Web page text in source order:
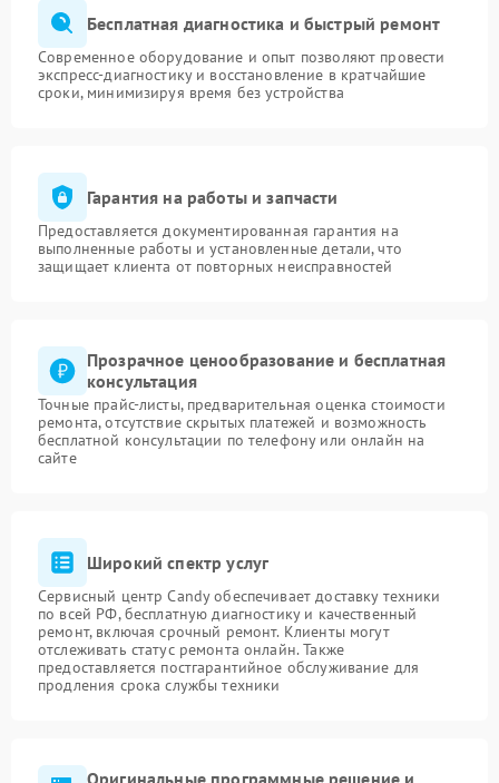
Бесплатная диагностика и быстрый ремонт
Современное оборудование и опыт позволяют провести
экспресс-диагностику и восстановление в кратчайшие
сроки, минимизируя время без устройства
Гарантия на работы и запчасти
Предоставляется документированная гарантия на
выполненные работы и установленные детали, что
защищает клиента от повторных неисправностей
Прозрачное ценообразование и бесплатная
консультация
Точные прайс-листы, предварительная оценка стоимости
ремонта, отсутствие скрытых платежей и возможность
бесплатной консультации по телефону или онлайн на
сайте
Широкий спектр услуг
Сервисный центр Candy обеспечивает доставку техники
по всей РФ, бесплатную диагностику и качественный
ремонт, включая срочный ремонт. Клиенты могут
отслеживать статус ремонта онлайн. Также
предоставляется постгарантийное обслуживание для
продления срока службы техники
Оригинальные программные решение и